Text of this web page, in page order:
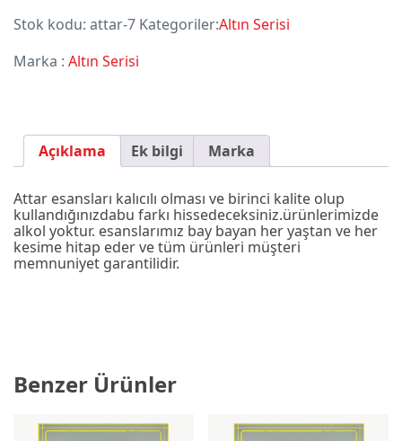
Stok kodu: attar-7 Kategoriler:Altın Serisi
Marka : Altın Serisi
Açıklama Ek bilgi Marka
Attar esansları kalıcılı olması ve birinci kalite olup
kullandığınızdabu farkı hissedeceksiniz.ürünlerimizde
alkol yoktur. esanslarımız bay bayan her yaştan ve her
kesime hitap eder ve tüm ürünleri müşteri
memnuniyet garantilidir.
Benzer Ürünler